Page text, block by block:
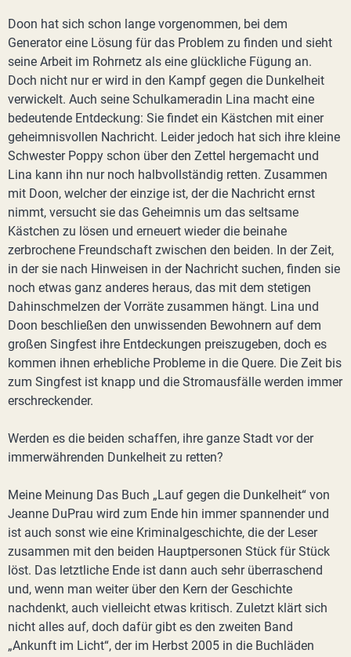
Doon hat sich schon lange vorgenommen, bei dem
Generator eine Lösung für das Problem zu finden und sieht
seine Arbeit im Rohrnetz als eine glückliche Fügung an.
Doch nicht nur er wird in den Kampf gegen die Dunkelheit
verwickelt. Auch seine Schulkameradin Lina macht eine
bedeutende Entdeckung: Sie findet ein Kästchen mit einer
geheimnisvollen Nachricht. Leider jedoch hat sich ihre kleine
Schwester Poppy schon über den Zettel hergemacht und
Lina kann ihn nur noch halbvollständig retten. Zusammen
mit Doon, welcher der einzige ist, der die Nachricht ernst
nimmt, versucht sie das Geheimnis um das seltsame
Kästchen zu lösen und erneuert wieder die beinahe
zerbrochene Freundschaft zwischen den beiden. In der Zeit,
in der sie nach Hinweisen in der Nachricht suchen, finden sie
noch etwas ganz anderes heraus, das mit dem stetigen
Dahinschmelzen der Vorräte zusammen hängt. Lina und
Doon beschließen den unwissenden Bewohnern auf dem
großen Singfest ihre Entdeckungen preiszugeben, doch es
kommen ihnen erhebliche Probleme in die Quere. Die Zeit bis
zum Singfest ist knapp und die Stromausfälle werden immer
erschreckender.
Werden es die beiden schaffen, ihre ganze Stadt vor der
immerwährenden Dunkelheit zu retten?
Meine Meinung Das Buch „Lauf gegen die Dunkelheit“ von
Jeanne DuPrau wird zum Ende hin immer spannender und
ist auch sonst wie eine Kriminalgeschichte, die der Leser
zusammen mit den beiden Hauptpersonen Stück für Stück
löst. Das letztliche Ende ist dann auch sehr überraschend
und, wenn man weiter über den Kern der Geschichte
nachdenkt, auch vielleicht etwas kritisch. Zuletzt klärt sich
nicht alles auf, doch dafür gibt es den zweiten Band
„Ankunft im Licht“, der im Herbst 2005 in die Buchläden